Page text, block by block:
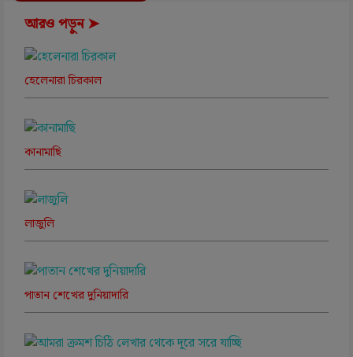
আরও পড়ুন ➤
হেলেনারা চিরকাল
কানামাছি
লাজুলি
পাতান শেখের দুনিয়াদারি